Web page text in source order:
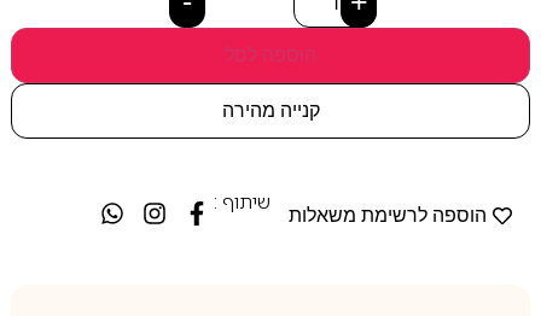
הוספה לסל
קנייה מהירה
הוספה לרשימת משאלות
שיתוף :